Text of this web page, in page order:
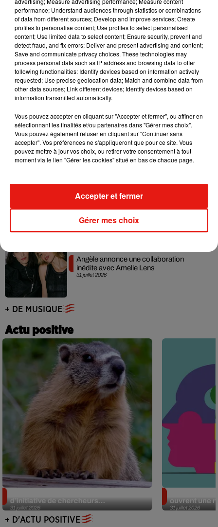
live session solaire
4 août 2026
Ariana Grande prendra une pause après
sa tournée mondiale
31 juillet 2026
Grand Corps Malade emmène Styleto
en road-trip dans son nouveau clip
31 juillet 2026
Ariana Grande se libère dans son nouvel
31 juillet 2026
Angèle annonce une collaboration
inédite avec Amelie Lens
+ DE MUSIQUE
Actu positive
31 juillet 2026
d’initiative de chercheurs...
31 juillet 2026
ouvrent une
+ D'ACTU POSITIVE
performance; Understand audiences through statistics or combinations
of data from different sources; Develop and improve services; Create
profiles to personalise content; Use profiles to select personalised
content; Use limited data to select content; Ensure security, prevent and
detect fraud, and fix errors; Deliver and present advertising and content;
Save and communicate privacy choices. These technologies may
process personal data such as IP address and browsing data to offer
following functionalities: Identify devices based on information actively
requested; Use precise geolocation data; Match and combine data from
other data sources; Link different devices; Identify devices based on
information transmitted automatically.
Vous pouvez accepter en cliquant sur "Accepter et fermer", ou affiner en
sélectionnant les finalités et/ou partenaires dans "Gérer mes choix".
Vous pouvez également refuser en cliquant sur "Continuer sans
accepter". Vos préférences ne s'appliqueront que pour ce site. Vous
pouvez mettre à jour vos choix, ou retirer votre consentement à tout
moment via le lien "Gérer les cookies" situé en bas de chaque page.
Gérer mes choix
Accepter et fermer